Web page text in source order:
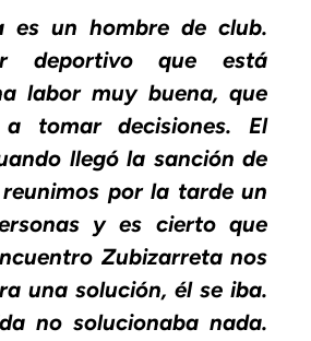
es un hombre de club.
deportivo que está
labor muy buena, que
tomar decisiones. El
llegó la sanción de
por la tarde un
y es cierto que
Zubizarreta nos
una solución, él se iba.
no solucionaba nada.